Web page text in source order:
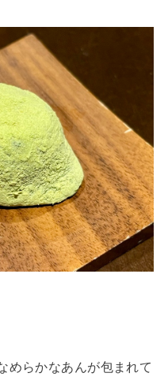
めらかなあんが包まれて